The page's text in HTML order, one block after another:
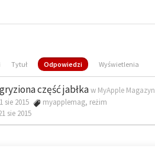
Tytuł Odpowiedzi Wyświetlenia
część jabłkaw MyApple Magazyn
sie 2015
myapplemag, reżim
sie 2015